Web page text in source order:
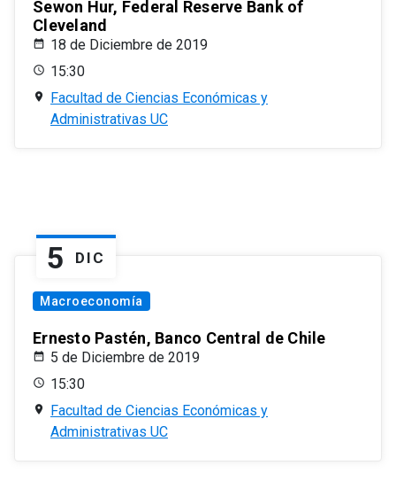
Sewon Hur, Federal Reserve Bank of
Cleveland
18 de Diciembre de 2019
15:30
Facultad de Ciencias Económicas y
Administrativas UC
5 DIC
Macroeconomía
Ernesto Pastén, Banco Central de Chile
5 de Diciembre de 2019
15:30
Facultad de Ciencias Económicas y
Administrativas UC